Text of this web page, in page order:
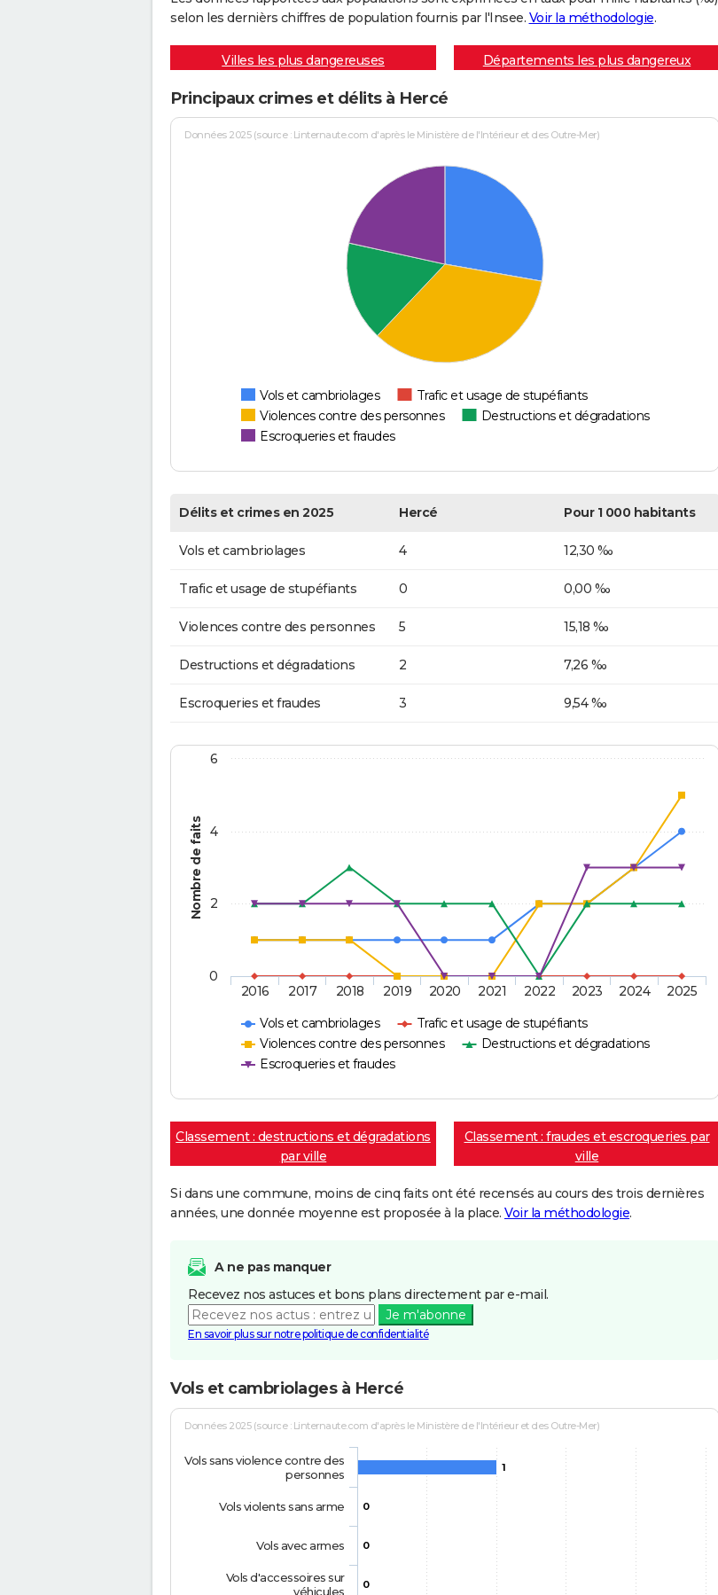
selon les dernièrs chiffres de population fournis par l'Insee. Voir la méthodologie.
Villes les plus dangereuses Départements les plus dangereux
Principaux crimes et délits à Hercé
Données 2025 (source : Linternaute.com d'après le Ministère de l'Intérieur et des Outre-Mer)
Vols et cambriolages
Trafic et usage de stupéfiants
Violences contre des personnes
Destructions et dégradations
Escroqueries et fraudes
Délits et crimes en 2025 Hercé Pour 1 000 habitants
Vols et cambriolages 4 12,30 ‰
Trafic et usage de stupéfiants 0 0,00 ‰
Violences contre des personnes 5 15,18 ‰
Destructions et dégradations 2 7,26 ‰
Escroqueries et fraudes 3 9,54 ‰
Nombre de faits
Vols et cambriolages
Trafic et usage de stupéfiants
Violences contre des personnes
Destructions et dégradations
Escroqueries et fraudes
2016 2017 2018 2019 2020 2021 2022 2023 2024 2025
0
2
4
6
Classement : destructions et dégradations
par ville
Classement : fraudes et escroqueries par
ville
Si dans une commune, moins de cinq faits ont été recensés au cours des trois dernières
années, une donnée moyenne est proposée à la place. Voir la méthodologie.
A ne pas manquer
Recevez nos astuces et bons plans directement par e-mail.
Je m'abonne
En savoir plus sur notre politique de confidentialité
Vols et cambriolages à Hercé
Données 2025 (source : Linternaute.com d'après le Ministère de l'Intérieur et des Outre-Mer)
1
0
0
0
Vols sans violence contre des
personnes
Vols violents sans arme
Vols avec armes
Vols d'accessoires sur
véhicules